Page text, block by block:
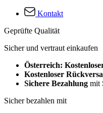
Kontakt
Geprüfte Qualität
Sicher und vertraut einkaufen
Österreich:
Kostenloser
Sichere Bezahlung mit
Sicher bezahlen mit